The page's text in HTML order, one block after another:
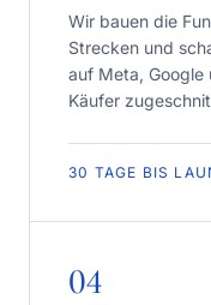
Wir bauen die
Strecken und
auf Meta, Google
Käufer
30 TAGE BIS
04